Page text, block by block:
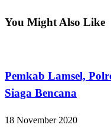
You Might Also Like
Pemkab Lamsel,
Siaga Bencana
18 November 2020